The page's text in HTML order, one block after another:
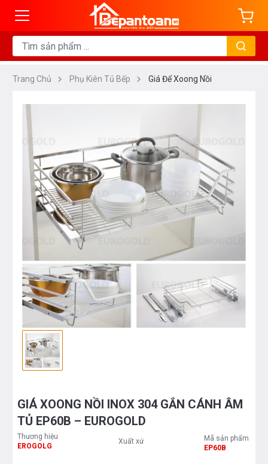
Trang Chủ Phụ Kiên Tủ Bếp Giá Để Xoong Nồi
GIÁ XOONG NỒI INOX 304 GẮN CÁNH ÂM
TỦ EP60B – EUROGOLD
Thương hiệu
EROGOLG
Xuất xứ
Mã sản phẩm
EP60B